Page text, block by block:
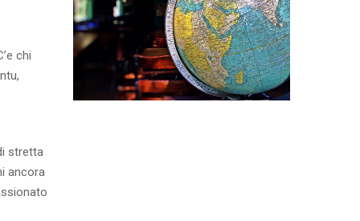
chi
stretta
ancora